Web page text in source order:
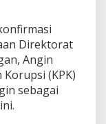
Direktorat
Angin
(KPK)
sebagai